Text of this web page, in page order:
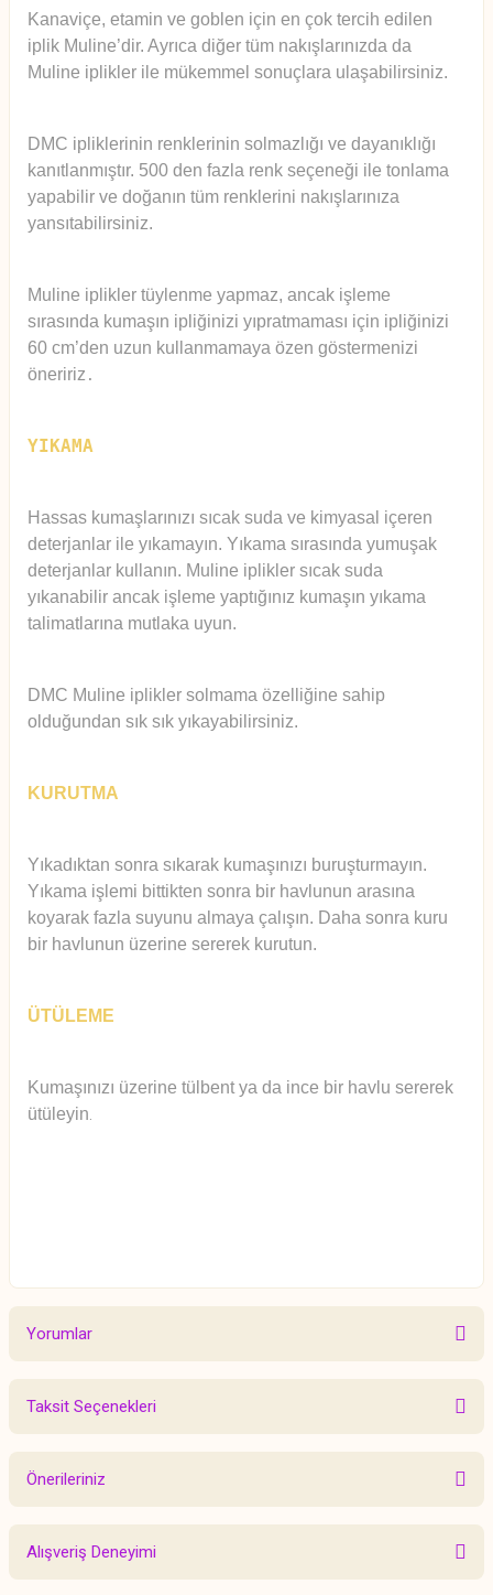
Kanaviçe, etamin ve goblen için en çok tercih edilen
iplik Muline’dir. Ayrıca diğer tüm nakışlarınızda da
Muline iplikler ile mükemmel sonuçlara ulaşabilirsiniz.
DMC ipliklerinin renklerinin solmazlığı ve dayanıklığı
kanıtlanmıştır. 500 den fazla renk seçeneği ile tonlama
yapabilir ve doğanın tüm renklerini nakışlarınıza
yansıtabilirsiniz.
Muline iplikler tüylenme yapmaz, ancak işleme
sırasında kumaşın ipliğinizi yıpratmaması için ipliğinizi
60 cm’den uzun kullanmamaya özen göstermenizi
öneririz .
YIKAMA
Hassas kumaşlarınızı sıcak suda ve kimyasal içeren
deterjanlar ile yıkamayın. Yıkama sırasında yumuşak
deterjanlar kullanın. Muline iplikler sıcak suda
yıkanabilir ancak işleme yaptığınız kumaşın yıkama
talimatlarına mutlaka uyun.
DMC Muline iplikler solmama özelliğine sahip
olduğundan sık sık yıkayabilirsiniz.
KURUTMA
Yıkadıktan sonra sıkarak kumaşınızı buruşturmayın.
Yıkama işlemi bittikten sonra bir havlunun arasına
koyarak fazla suyunu almaya çalışın. Daha sonra kuru
bir havlunun üzerine sererek kurutun.
ÜTÜLEME
Kumaşınızı üzerine tülbent ya da ince bir havlu sererek
ütüleyin.
Yorumlar
Taksit Seçenekleri
Önerileriniz
Bu ürünün fiyat bilgisi, resim, ürün açıklamalarında ve diğer konularda
yetersiz gördüğünüz noktaları öneri formunu kullanarak tarafımıza
Alışveriş Deneyimi